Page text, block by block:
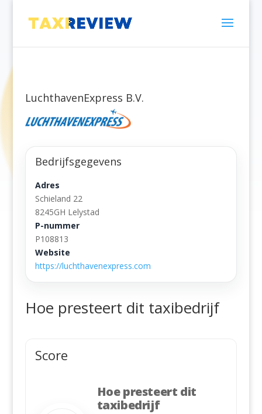
LuchthavenExpress B.V.
Bedrijfsgegevens
Adres
Schieland 22
8245GH Lelystad
P-nummer
P108813
Website
https://luchthavenexpress.com
Hoe presteert dit taxibedrijf
Score
Hoe presteert dit
taxibedrijf